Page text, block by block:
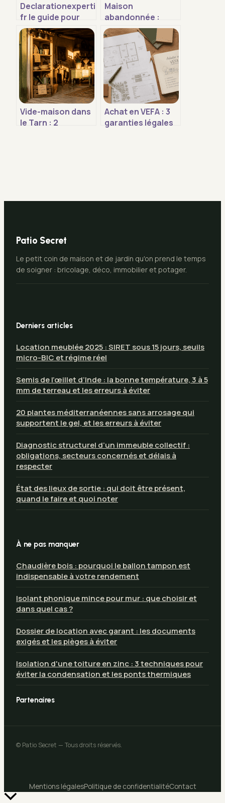
Declarationexpertise
fr le guide pour
comprendre le site
et ses services
Maison
abandonnée :
comment
identifier le statut
juridique et réussir
votre acquisition
Vide-maison dans
le Tarn : 2
Achat en VEFA : 3
garanties légales
Patio Secret
Le petit coin de maison et de jardin qu'on prend le temps
de soigner : bricolage, déco, immobilier et potager.
Derniers articles
Location meublée 2025 : SIRET sous 15 jours, seuils
micro-BIC et régime réel
Semis de l’œillet d’Inde : la bonne température, 3 à 5
mm de terreau et les erreurs à éviter
20 plantes méditerranéennes sans arrosage qui
supportent le gel, et les erreurs à éviter
Diagnostic structurel d’un immeuble collectif :
obligations, secteurs concernés et délais à
respecter
État des lieux de sortie : qui doit être présent,
quand le faire et quoi noter
À ne pas manquer
Chaudière bois : pourquoi le ballon tampon est
indispensable à votre rendement
Isolant phonique mince pour mur : que choisir et
dans quel cas ?
Dossier de location avec garant : les documents
exigés et les pièges à éviter
Isolation d'une toiture en zinc : 3 techniques pour
éviter la condensation et les ponts thermiques
Partenaires
© Patio Secret — Tous droits réservés.
Mentions légalesPolitique de confidentialitéContact